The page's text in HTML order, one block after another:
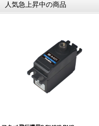
人気急上昇中の商品